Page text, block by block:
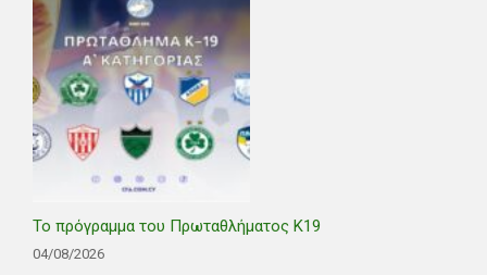
Το πρόγραμμα του Πρωταθλήματος Κ19
04/08/2026